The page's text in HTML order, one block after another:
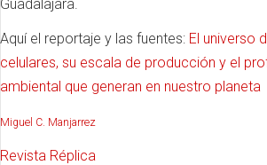
Guadalajara.
Aquí el reportaje y las fuentes: El universo
celulares, su escala de producción y el
ambiental que generan en nuestro planeta
Miguel C. Manjarrez
Revista Réplica